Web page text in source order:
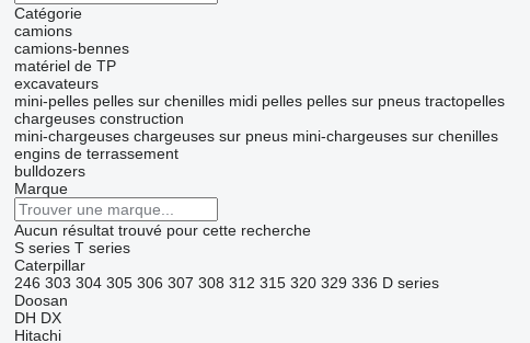
Catégorie
camions
camions-bennes
matériel de TP
excavateurs
mini-pelles pelles sur chenilles midi pelles pelles sur pneus tractopelles
chargeuses construction
mini-chargeuses chargeuses sur pneus mini-chargeuses sur chenilles
engins de terrassement
bulldozers
Marque
Aucun résultat trouvé pour cette recherche
S series T series
Caterpillar
246 303 304 305 306 307 308 312 315 320 329 336 D series
Doosan
DH DX
Hitachi